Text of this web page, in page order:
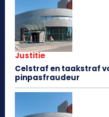
Justitie
Celstraf en taakstraf
pinpasfraudeur